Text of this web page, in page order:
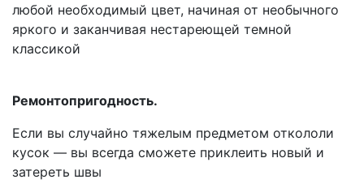
любой необходимый цвет, начиная от необычного
яркого и заканчивая нестареющей темной
классикой
Ремонтопригодность.
Если вы случайно тяжелым предметом откололи
кусок — вы всегда сможете приклеить новый и
затереть швы